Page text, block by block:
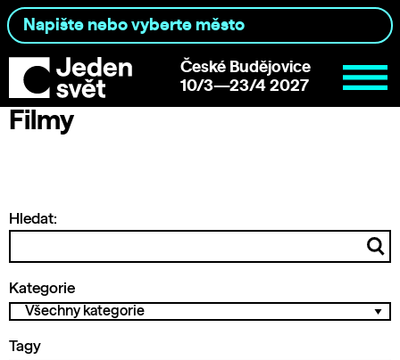
České Budějovice
10/3—23/4 2027
Filmy
Hledat:
Kategorie
Tagy